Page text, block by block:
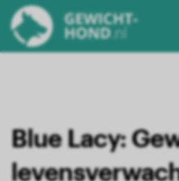
Blue Lacy: